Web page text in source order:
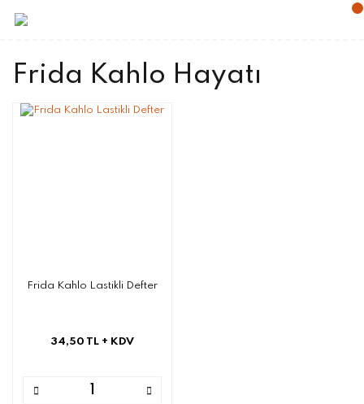
Frida Kahlo Hayatı
Frida Kahlo Lastikli Defter
34,50 TL + KDV